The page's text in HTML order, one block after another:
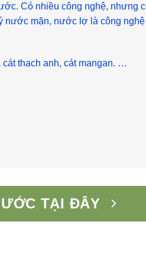
Có nhiều công nghệ, nhưng
nước mặn, nước lợ là công nghệ
thạch anh, cát mangan. …
TẠI ĐÂY